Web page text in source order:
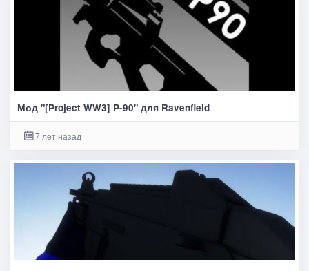
Мод "[Project WW3] P-90" для Ravenfield
7 лет назад